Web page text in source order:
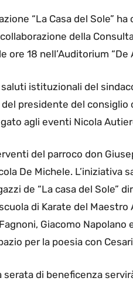
“La Casa del Sole”
della
ore 18 nell’Auditorium “De
istituzionali del
del presidente del
agli eventi Nicola
del parroco don
De Michele. L’iniziativa
de “La casa del Sole”
di Karate del
Giacomo Napolano
per la poesia con
serata di beneficenza